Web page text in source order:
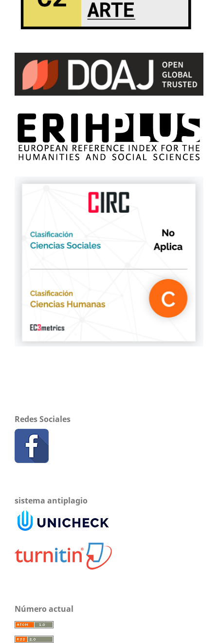
Redes Sociales
sistema antiplagio
Número actual